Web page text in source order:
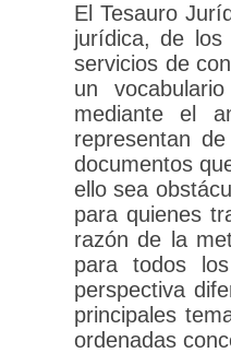
El Tesauro
jurídica, de los
servicios de
un
mediante el
representan
documentos
ello sea
para quienes
razón de la
para todos
perspectiva
principales
ordenadas